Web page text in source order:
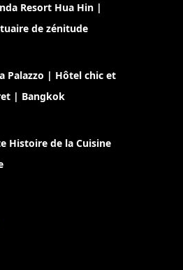
Resort Hua Hin |
de zénitude
Palazzo | Hôtel chic et
| Bangkok
Histoire de la Cuisine